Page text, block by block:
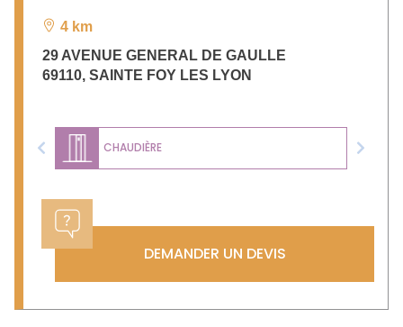
4 km
29 AVENUE GENERAL DE GAULLE
69110, SAINTE FOY LES LYON
CHAUDIÈRE
Previous Next
DEMANDER UN DEVIS